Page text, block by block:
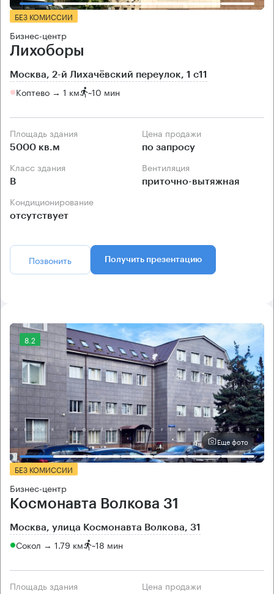
БЕЗ КОМИССИИ
Бизнес-центр
Лихоборы
Москва, 2-й Лихачёвский переулок, 1 с11
Коптево → 1 км ~10 мин
Площадь здания
5000 кв.м
Цена продажи
по запросу
Класс здания
B
Вентиляция
приточно-вытяжная
Кондиционирование
отсутствует
Позвонить Получить презентацию
8.2
Еще фото
БЕЗ КОМИССИИ
Бизнес-центр
Космонавта Волкова 31
Москва, улица Космонавта Волкова, 31
Сокол → 1.79 км ~18 мин
Площадь здания Цена продажи